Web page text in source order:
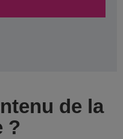
de la
?